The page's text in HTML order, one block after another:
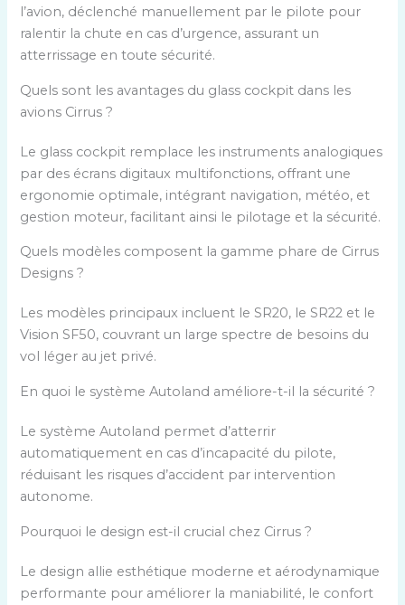
l’avion, déclenché manuellement par le pilote pour
ralentir la chute en cas d’urgence, assurant un
atterrissage en toute sécurité.
Quels sont les avantages du glass cockpit dans les
avions Cirrus ?
Le glass cockpit remplace les instruments analogiques
par des écrans digitaux multifonctions, offrant une
ergonomie optimale, intégrant navigation, météo, et
gestion moteur, facilitant ainsi le pilotage et la sécurité.
Quels modèles composent la gamme phare de Cirrus
Designs ?
Les modèles principaux incluent le SR20, le SR22 et le
Vision SF50, couvrant un large spectre de besoins du
vol léger au jet privé.
En quoi le système Autoland améliore-t-il la sécurité ?
Le système Autoland permet d’atterrir
automatiquement en cas d’incapacité du pilote,
réduisant les risques d’accident par intervention
autonome.
Pourquoi le design est-il crucial chez Cirrus ?
Le design allie esthétique moderne et aérodynamique
performante pour améliorer la maniabilité, le confort